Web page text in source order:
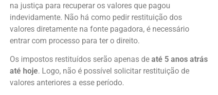
na justiça para recuperar os valores que pagou
indevidamente. Não há como pedir restituição dos
valores diretamente na fonte pagadora, é necessário
entrar com processo para ter o direito.
Os impostos restituídos serão apenas de até 5 anos atrás
até hoje. Logo, não é possível solicitar restituição de
valores anteriores a esse período.